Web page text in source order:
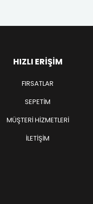
HIZLI ERIŞIM
FIRSATLAR
SEPETIM
MÜŞTERI HIZMETLERI
İLETIŞIM